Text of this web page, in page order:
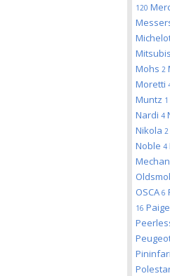
120
Mohs 2
Moretti
Muntz 1
Nardi 4
Nikola 2
Noble 4
OSCA 6
16 Paige